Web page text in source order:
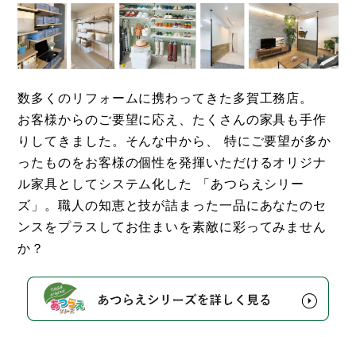
数多くのリフォームに携わってきた多賀工務店。
お客様からのご要望に応え、たくさんの家具も手作
りしてきました。そんな中から、 特にご要望が多か
ったものをお客様の個性を発揮いただけるオリジナ
ル家具としてシステム化した 「あつらえシリー
ズ」。職人の知恵と技が詰まった一品にあなたのセ
ンスをプラスしてお住まいを素敵に彩ってみません
か？